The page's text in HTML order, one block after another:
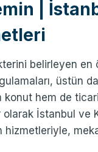
|
belirleyen en
üstün
hem de
İstanbul ve